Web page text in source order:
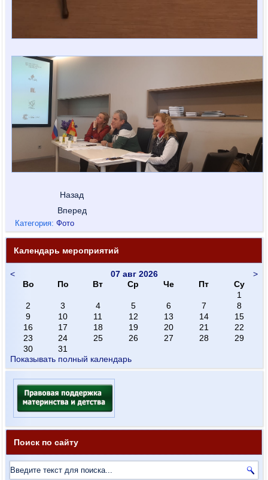
Назад
Вперед
Категория:Фото
Календарь мероприятий
< >
07 авг 2026
Во
По Вт Ср Че Пт
Су
1
2
3 4 5 6 7
8
9
10 11 12 13 14
15
16
17 18 19 20 21
22
23
24 25 26 27 28
29
30
31
Показывать полный календарь
Поиск по сайту